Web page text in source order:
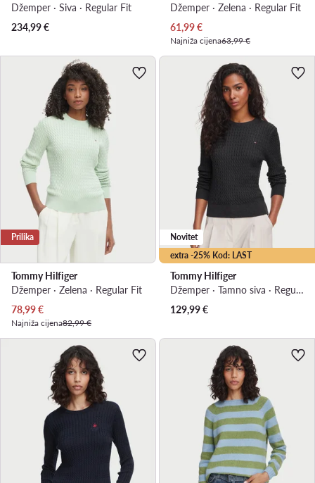
Džemper · Siva · Regular Fit
234,99€
Džemper · Zelena · Regular Fit
Trenutna cijena
61,99€
Najniža cijena63,99 €
Prilika
Tommy Hilfiger
Džemper · Zelena · Regular Fit
Trenutna cijena
78,99€
Najniža cijena82,99 €
extra -25% Kod: LAST
Novitet
Tommy Hilfiger
Džemper · Tamno siva · Regular Fit
129,99€